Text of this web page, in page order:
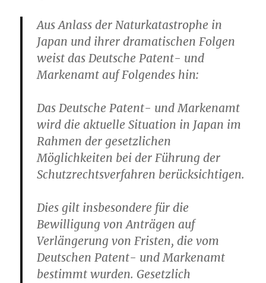
Aus Anlass der Naturkatastrophe in
Japan und ihrer dramatischen Folgen
weist das Deutsche Patent- und
Markenamt auf Folgendes hin:
Das Deutsche Patent- und Markenamt
wird die aktuelle Situation in Japan im
Rahmen der gesetzlichen
Möglichkeiten bei der Führung der
Schutzrechtsverfahren berücksichtigen.
Dies gilt insbesondere für die
Bewilligung von Anträgen auf
Verlängerung von Fristen, die vom
Deutschen Patent- und Markenamt
bestimmt wurden. Gesetzlich